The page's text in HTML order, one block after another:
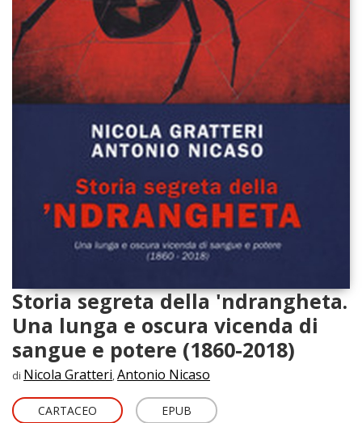
Storia segreta della 'ndrangheta.
Una lunga e oscura vicenda di
sangue e potere (1860-2018)
di Nicola Gratteri, Antonio Nicaso
CARTACEO EPUB